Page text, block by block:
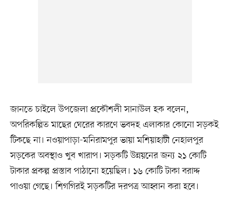
জানতে চাইলে উপজেলা প্রকৌশলী সানাউল হক বলেন,
অপরিকল্পিত মাছের ঘেরের কারণে ভবদহ এলাকার কোনো সড়কই
টিকছে না। নওয়াপাড়া-মনিরামপুর ভায়া মশিয়াহাটী নেহালপুর
সড়কের অবস্থাও খুব খারাপ। সড়কটি উন্নয়নের জন্য ২১ কোটি
টাকার প্রকল্প প্রস্তাব পাঠানো হয়েছিল। ১৬ কোটি টাকা বরাদ্দ
পাওয়া গেছে। শিগগিরই সড়কটির দরপত্র আহ্বান করা হবে।